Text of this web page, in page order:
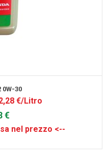
0W-30
€/Litro
€